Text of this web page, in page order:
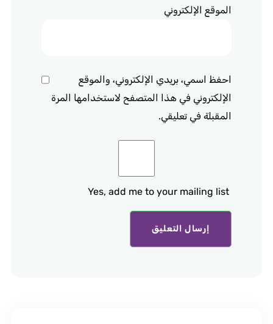
الموقع الإلكتروني
احفظ اسمي، بريدي الإلكتروني، والموقع
الإلكتروني في هذا المتصفح لاستخدامها المرة
المقبلة في تعليقي.